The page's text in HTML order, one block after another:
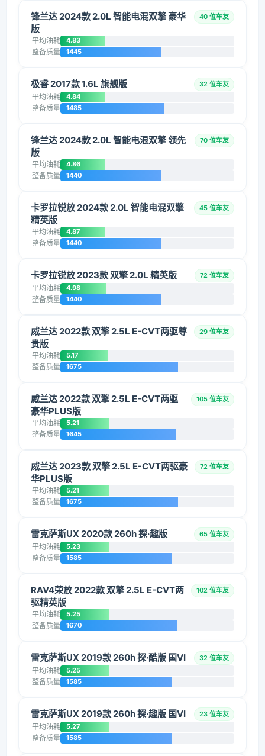
锋兰达 2024款 2.0L 智能电混双擎 豪华
版
40 位车友
平均油耗 4.83
整备质量 1445
极睿 2017款 1.6L 旗舰版 32 位车友
平均油耗 4.84
整备质量 1485
锋兰达 2024款 2.0L 智能电混双擎 领先
版
70 位车友
平均油耗 4.86
整备质量 1440
卡罗拉锐放 2024款 2.0L 智能电混双擎
精英版
45 位车友
平均油耗 4.87
整备质量 1440
卡罗拉锐放 2023款 双擎 2.0L 精英版 72 位车友
平均油耗 4.98
整备质量 1440
威兰达 2022款 双擎 2.5L E-CVT两驱尊
贵版
29 位车友
平均油耗 5.17
整备质量 1675
威兰达 2022款 双擎 2.5L E-CVT两驱
豪华PLUS版
105 位车友
平均油耗 5.21
整备质量 1645
威兰达 2023款 双擎 2.5L E-CVT两驱豪
华PLUS版
72 位车友
平均油耗 5.21
整备质量 1675
雷克萨斯UX 2020款 260h 探·趣版 65 位车友
平均油耗 5.23
整备质量 1585
RAV4荣放 2022款 双擎 2.5L E-CVT两
驱精英版
102 位车友
平均油耗 5.25
整备质量 1670
雷克萨斯UX 2019款 260h 探·酷版 国VI 32 位车友
平均油耗 5.25
整备质量 1585
雷克萨斯UX 2019款 260h 探·趣版 国VI 23 位车友
平均油耗 5.27
整备质量 1585